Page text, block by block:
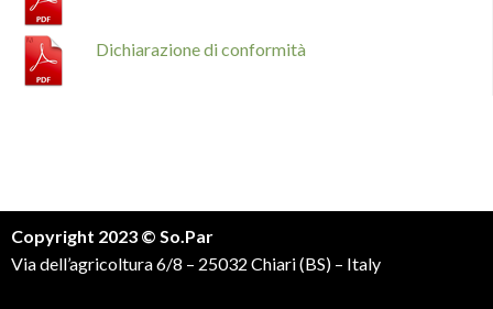
Dichiarazione di conformità
Copyright 2023 © So.Par
Via dell’agricoltura 6/8 – 25032 Chiari (BS) – Italy